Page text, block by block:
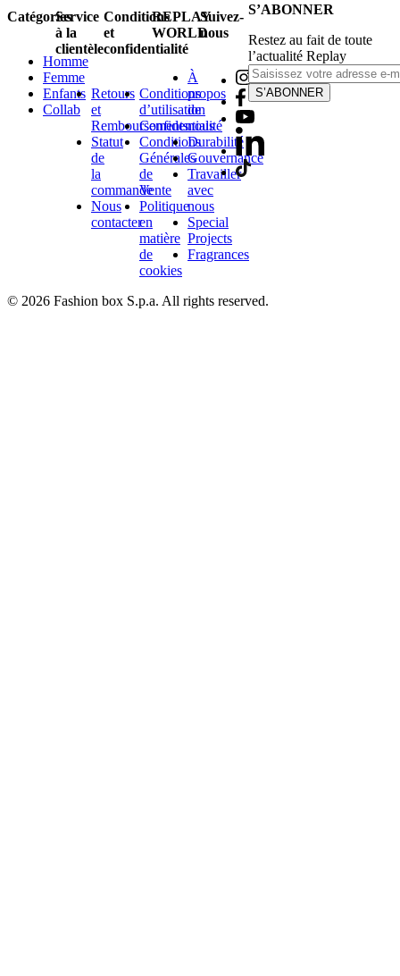
Catégories
Homme
Femme
Enfants
Collab
Service
à la
clientèle
Retours
et
Remboursements
Statut
de
la
commande
Nous
contacter
Conditions
et
confidentialité
Conditions
d’utilisation
Confidentialité
Conditions
Générales
de
Vente
Politique
en
matière
de
cookies
REPLAY
WORLD
À
propos
de
nous
Durabilité
Gouvernance
Travailler
avec
nous
Special
Projects
Fragrances
Suivez-
nous
S’ABONNER
Restez au fait de toute
l’actualité Replay
S’ABONNER
© 2026 Fashion box S.p.a. All rights reserved.